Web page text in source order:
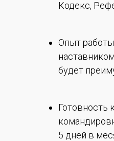
Кодекс,
Опыт
будет
Готовность
5 дней в